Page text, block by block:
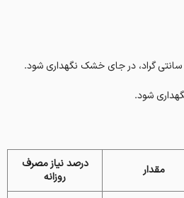
شود.
مقدار
درصد نیاز مصرف
روزانه